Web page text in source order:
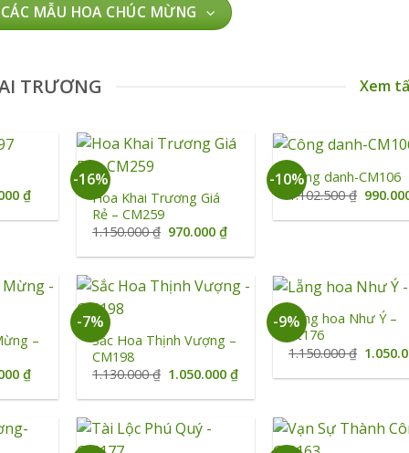
MẪU HOA CHÚC MỪNG
TRƯƠNG Xem
₫Giá
tại
-16%
+
Hoa Khai Trương Giá
Rẻ – CM259
1.150.000₫ Giá
là:
970.000₫Giá
tại
970.000 ₫.
-10%
+
Công danh-CM106
1.102.500₫ Giá
là:
–
₫Giá
tại
990.000 ₫.
-7%
+
Sắc Hoa Thịnh Vượng –
CM198
1.130.000₫ Giá
là:
1.050.000₫Giá
tại
1.050.000 ₫.
-9%
+
Lẵng hoa Như Ý –
Kt176
1.150.000₫ Giá
là:
+ +